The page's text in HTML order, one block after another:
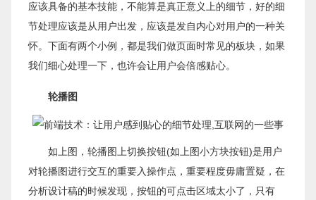
应该具备的基本技能，不能算是真正意义上的细节，好的细
节处理应该是从用户出发，应该是发自内心对用户的一种关
怀。下面有两个小例，都是我们做页面时常见的板块，如果
我们细心处理一下，也许会让用户会倍感贴心。
轮播图
如上图，轮播图上切换按钮(如上图小方块按钮)是用户
对轮播图进行交互的重要入操作点，重要程度毋庸置疑，在
分析设计稿的时候发现，按钮的可点击区域太小了，只有